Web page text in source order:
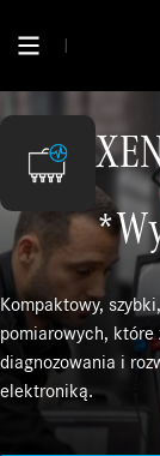
Kompaktowy,
pomiarowych, które
diagnozowania i
elektroniką.